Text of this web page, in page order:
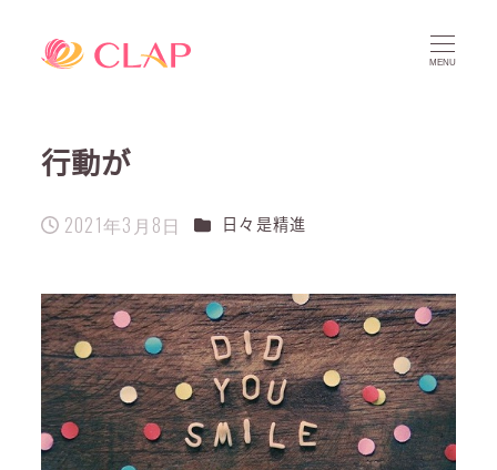
MENU
行動が
投稿日
2021年3月8日 カテゴリー
日々是精進